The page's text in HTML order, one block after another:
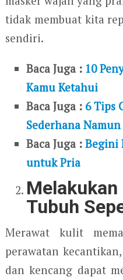
tidak membuat kita
sendiri.
Baca Juga : 10
Kamu Ketahui
Baca Juga : 6 Tips
Sederhana
Baca Juga :Begini
untuk Pria
Melakukan
Tubuh
Merawat kulit
perawatan
dan kencang dapat